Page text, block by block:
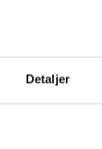
Detaljer